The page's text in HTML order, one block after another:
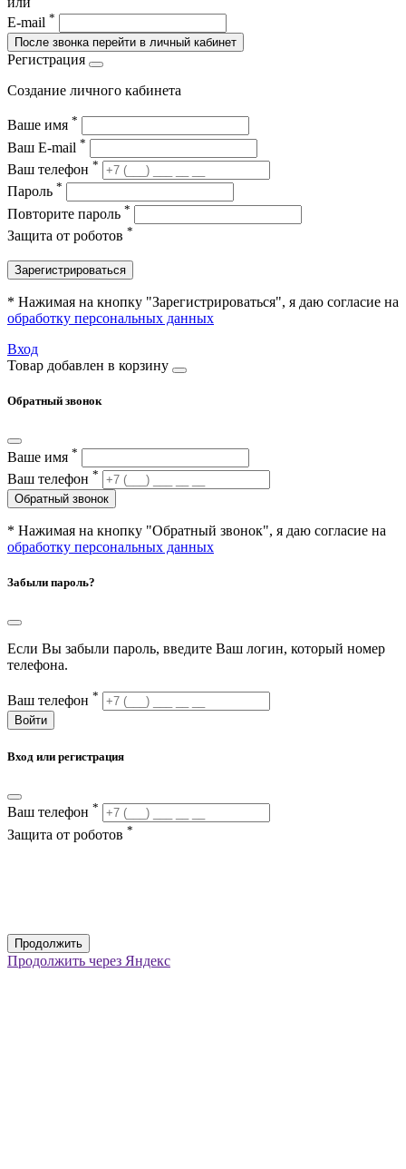
E-mail *
После звонка перейти в личный кабинет
Регистрация
Создание личного кабинета
Ваше имя *
Ваш E-mail *
Ваш телефон *
Пароль *
Повторите пароль *
Защита от роботов *
Зарегистрироваться
* Нажимая на кнопку "Зарегистрироваться", я даю согласие на
обработку персональных данных
Вход
Товар добавлен в корзину
Обратный звонок
Ваше имя *
Ваш телефон *
Обратный звонок
* Нажимая на кнопку "Обратный звонок", я даю согласие на
обработку персональных данных
Забыли пароль?
Если Вы забыли пароль, введите Ваш логин, который номер
телефона.
Ваш телефон *
Войти
Вход или регистрация
Ваш телефон *
Защита от роботов *
Продолжить
Продолжить через Яндекс